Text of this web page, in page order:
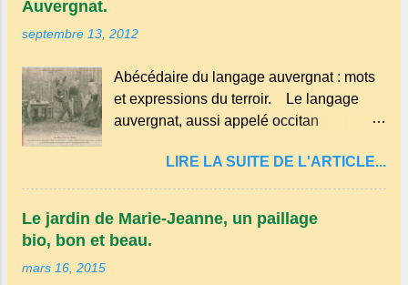
Auvergnat.
septembre 13, 2012
Abécédaire du langage auvergnat : mots
et expressions du terroir. Le langage
auvergnat, aussi appelé occitan
parlé principalement en Auvergne et dans
certaines parties du Massif central . Il
romanes et est classé parmi les dialectes
LIRE LA SUITE DE L'ARTICLE...
Le jardin de Marie-Jeanne, un paillage
bio, bon et beau.
mars 16, 2015